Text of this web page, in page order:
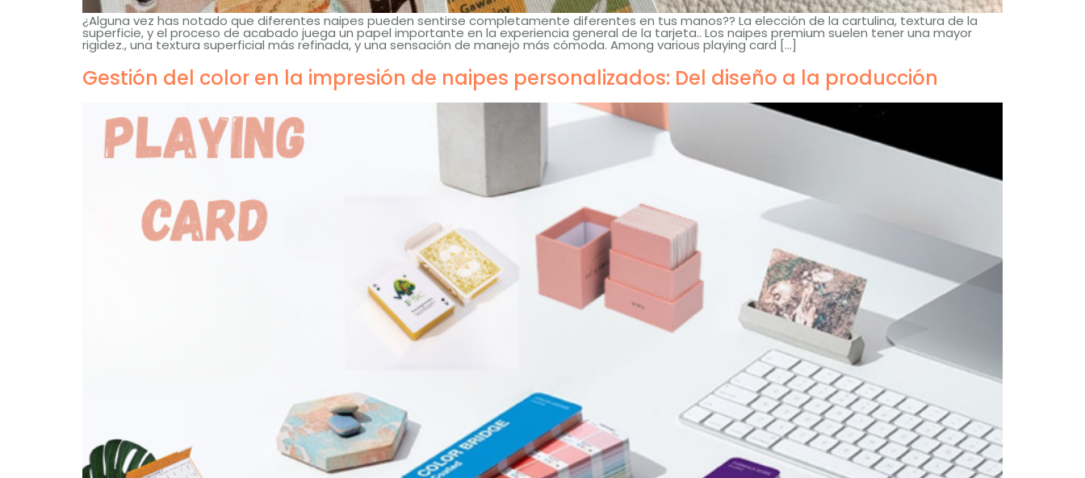
¿Alguna vez has notado que diferentes naipes pueden sentirse completamente diferentes en tus manos?? La elección de la cartulina, textura de la
superficie, y el proceso de acabado juega un papel importante en la experiencia general de la tarjeta.. Los naipes premium suelen tener una mayor
rigidez., una textura superficial más refinada, y una sensación de manejo más cómoda. Among various playing card […]
Gestión del color en la impresión de naipes personalizados: Del diseño a la producción